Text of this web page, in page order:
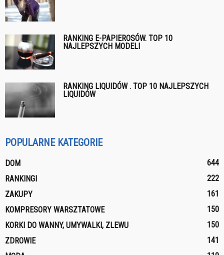
RANKING E-PAPIEROSÓW. TOP 10
NAJLEPSZYCH MODELI
RANKING LIQUIDÓW . TOP 10 NAJLEPSZYCH
LIQUIDÓW
POPULARNE KATEGORIE
DOM
644
RANKINGI
222
ZAKUPY
161
KOMPRESORY WARSZTATOWE
150
KORKI DO WANNY, UMYWALKI, ZLEWU
150
ZDROWIE
141